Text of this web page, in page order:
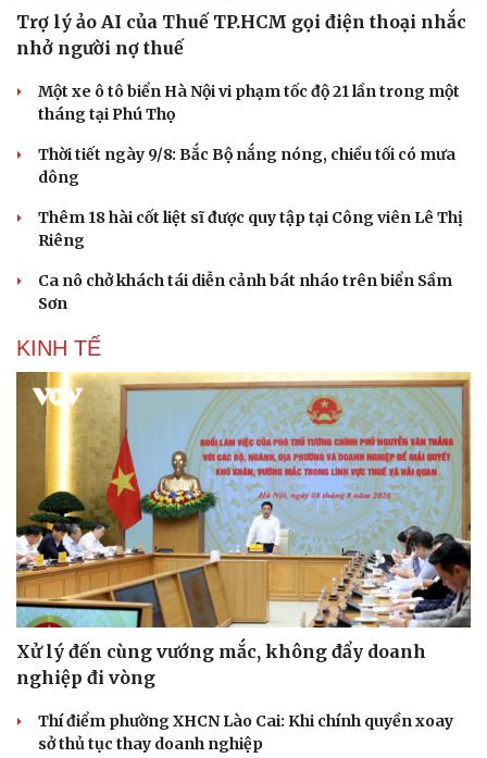
Trợ lý ảo AI của Thuế TP.HCM gọi điện thoại nhắc
nhở người nợ thuế
Một xe ô tô biển Hà Nội vi phạm tốc độ 21 lần trong một
tháng tại Phú Thọ
Thời tiết ngày 9/8: Bắc Bộ nắng nóng, chiều tối có mưa
dông
Thêm 18 hài cốt liệt sĩ được quy tập tại Công viên Lê Thị
Riêng
Ca nô chở khách tái diễn cảnh bát nháo trên biển Sầm
Sơn
KINH TẾ
Xử lý đến cùng vướng mắc, không đẩy doanh
nghiệp đi vòng
Thí điểm phường XHCN Lào Cai: Khi chính quyền xoay
sở thủ tục thay doanh nghiệp